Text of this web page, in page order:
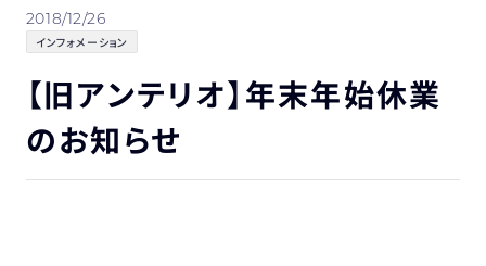
2018/12/26
インフォメーション
【旧アンテリオ】年末年始休業
のお知らせ